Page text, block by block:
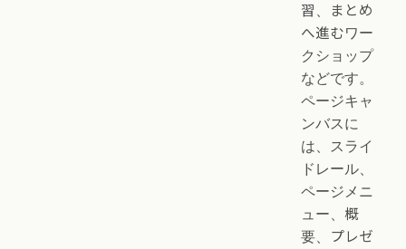
習、まとめ
へ進むワー
クショップ
などです。
ページキャ
ンバスに
は、スライ
ドレール、
ページメニ
ュー、概
要、プレゼ